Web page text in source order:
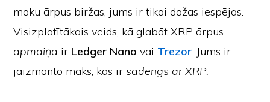
maku ārpus biržas, jums ir tikai dažas iespējas.
Visizplatītākais veids, kā glabāt XRP ārpus
apmaiņa ir Ledger Nano vai Trezor. Jums ir
jāizmanto maks, kas irsaderīgs ar XRP.